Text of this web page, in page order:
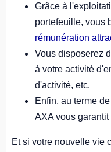
Grâce à
portefeuille, vous
rémunération
Vous disposerez
à votre activité
d'activité, etc.
Enfin, au terme
AXA vous garantit
Et si votre nouvelle vie